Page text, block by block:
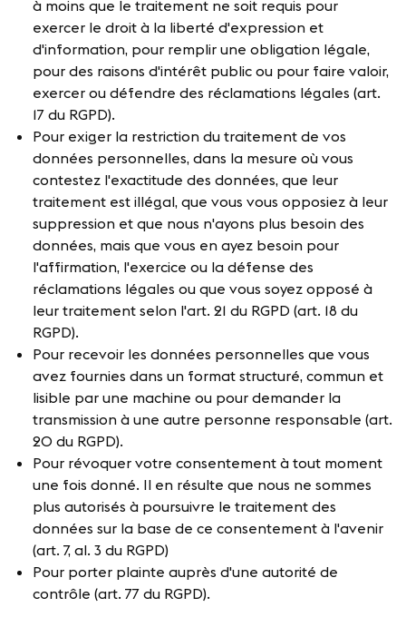
à moins que le traitement ne soit requis pour
exercer le droit à la liberté d'expression et
d'information, pour remplir une obligation légale,
pour des raisons d'intérêt public ou pour faire valoir,
exercer ou défendre des réclamations légales (art.
17 du RGPD).
Pour exiger la restriction du traitement de vos
données personnelles, dans la mesure où vous
contestez l'exactitude des données, que leur
traitement est illégal, que vous vous opposiez à leur
suppression et que nous n'ayons plus besoin des
données, mais que vous en ayez besoin pour
l'affirmation, l'exercice ou la défense des
réclamations légales ou que vous soyez opposé à
leur traitement selon l'art. 21 du RGPD (art. 18 du
RGPD).
Pour recevoir les données personnelles que vous
avez fournies dans un format structuré, commun et
lisible par une machine ou pour demander la
transmission à une autre personne responsable (art.
20 du RGPD).
Pour révoquer votre consentement à tout moment
une fois donné. Il en résulte que nous ne sommes
plus autorisés à poursuivre le traitement des
données sur la base de ce consentement à l'avenir
(art. 7, al. 3 du RGPD)
Pour porter plainte auprès d'une autorité de
contrôle (art. 77 du RGPD).